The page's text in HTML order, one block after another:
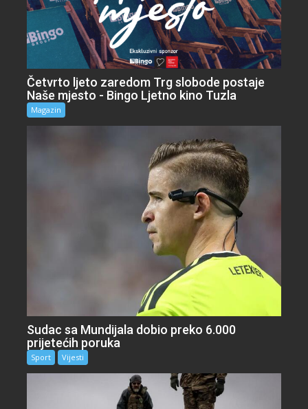
Četvrto ljeto zaredom Trg slobode postaje
Naše mjesto - Bingo Ljetno kino Tuzla
Magazin
Sudac sa Mundijala dobio preko 6.000
prijetećih poruka
Sport Vijesti